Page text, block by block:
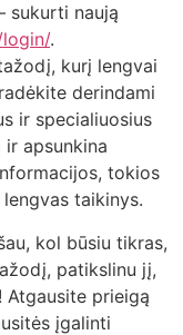
sukurti naują
.
kurį lengvai
derindami
ir specialiuosius
apsunkina
tokios
taikinys.
kol būsiu tikras,
patikslinu jį,
Atgausite prieigą
įgalinti